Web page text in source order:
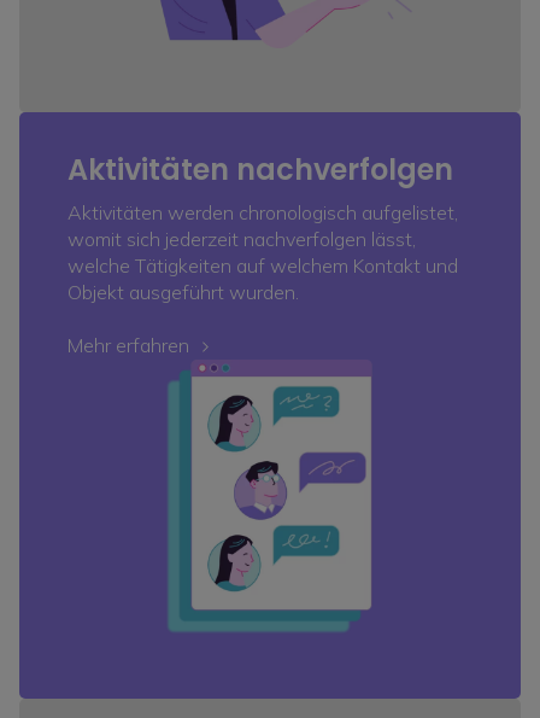
Aktivitäten nachverfolgen
Aktivitäten werden chronologisch aufgelistet,
womit sich jederzeit nachverfolgen lässt,
welche Tätigkeiten auf welchem Kontakt und
Objekt ausgeführt wurden.
Mehr erfahren